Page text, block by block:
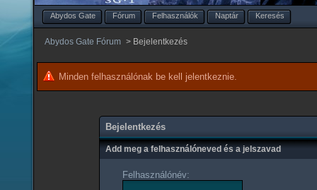
Abydos Gate Fórum Felhasználók Naptár Keresés
Abydos Gate Fórum > Bejelentkezés
Minden felhasználónak be kell jelentkeznie.
Bejelentkezés
Add meg a felhasználóneved és a jelszavad
Felhasználónév: